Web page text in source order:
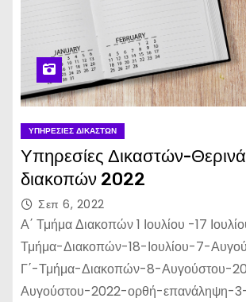
ΥΠΗΡΕΣΊΕΣ ΔΙΚΑΣΤΏΝ
Υπηρεσίες Δικαστών-
διακοπών 2022
Σεπ 6, 2022
Α΄ Τμήμα Διακοπών 1 Ιουλίου -17
Τμήμα-Διακοπών-18-Ιουλίου-7-
Γ΄-Τμήμα-Διακοπών-8-Αυγούστου-
Αυγούστου-2022-ορθή-επανάληψη-